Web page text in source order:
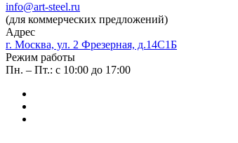
info@art-steel.ru
(для коммерческих предложений)
Адрес
г. Москва, ул. 2 Фрезерная, д.14С1Б
Режим работы
Пн. – Пт.: с 10:00 до 17:00